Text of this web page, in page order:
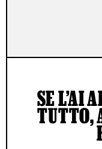
SE L’AI
TUTTO,